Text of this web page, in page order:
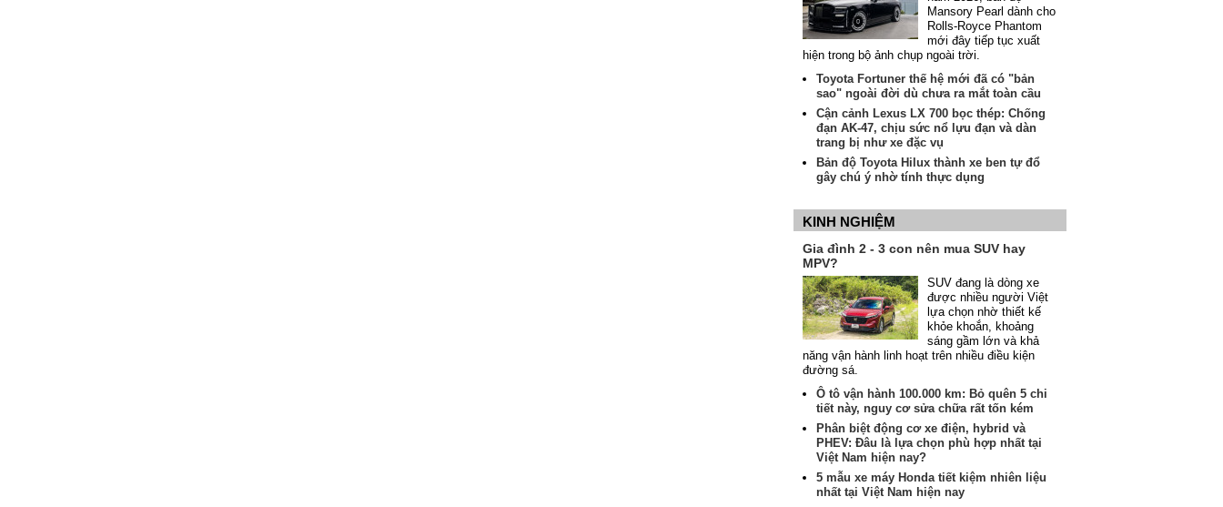
Mansory Pearl dành cho
Rolls-Royce Phantom
mới đây tiếp tục xuất
hiện trong bộ ảnh chụp ngoài trời.
Toyota Fortuner thế hệ mới đã có "bản
sao" ngoài đời dù chưa ra mắt toàn cầu
Cận cảnh Lexus LX 700 bọc thép: Chống
đạn AK-47, chịu sức nổ lựu đạn và dàn
trang bị như xe đặc vụ
Bản độ Toyota Hilux thành xe ben tự đổ
gây chú ý nhờ tính thực dụng
KINH NGHIỆM
Gia đình 2 - 3 con nên mua SUV hay
MPV?
SUV đang là dòng xe
được nhiều người Việt
lựa chọn nhờ thiết kế
khỏe khoắn, khoảng
sáng gầm lớn và khả
năng vận hành linh hoạt trên nhiều điều kiện
đường sá.
Ô tô vận hành 100.000 km: Bỏ quên 5 chi
tiết này, nguy cơ sửa chữa rất tốn kém
Phân biệt động cơ xe điện, hybrid và
PHEV: Đâu là lựa chọn phù hợp nhất tại
Việt Nam hiện nay?
5 mẫu xe máy Honda tiết kiệm nhiên liệu
nhất tại Việt Nam hiện nay